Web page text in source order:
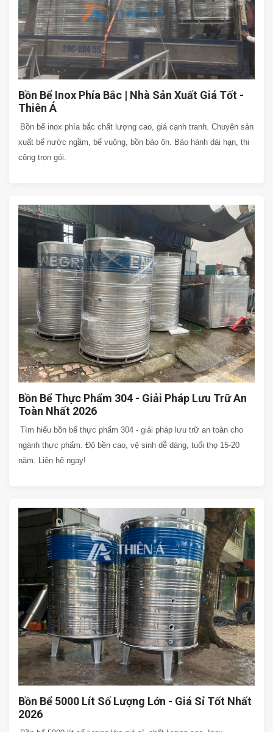
Bồn Bể Inox Phía Bắc | Nhà Sản Xuất Giá Tốt -
Thiên Á
Bồn bể inox phía bắc chất lượng cao, giá cạnh tranh. Chuyên sản
xuất bể nước ngầm, bể vuông, bồn bảo ôn. Bảo hành dài hạn, thi
công trọn gói.
Bồn Bể Thực Phẩm 304 - Giải Pháp Lưu Trữ An
Toàn Nhất 2026
Tìm hiểu bồn bể thực phẩm 304 - giải pháp lưu trữ an toàn cho
ngành thực phẩm. Độ bền cao, vệ sinh dễ dàng, tuổi thọ 15-20
năm. Liên hệ ngay!
Bồn Bể 5000 Lít Số Lượng Lớn - Giá Sỉ Tốt Nhất
2026